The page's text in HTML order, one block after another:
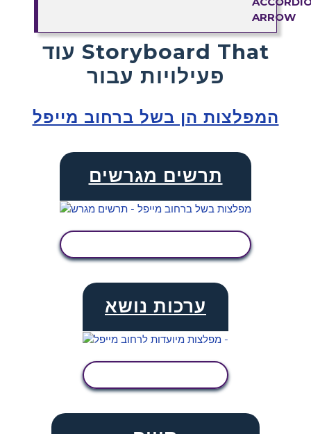
עוד Storyboard That
פעילויות עבור
המפלצות הן בשל ברחוב מייפל
תרשים מגרשים
ערכות נושא